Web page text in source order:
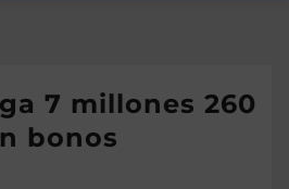
7 millones 260
bonos